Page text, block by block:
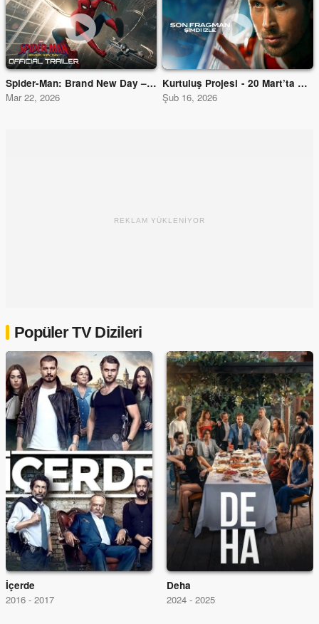
Spider-Man: Brand New Day – Official Trailer - Video Fragman
Mar 22, 2026
Kurtuluş Projesi - 20 Mart’ta Sinemalarda
Şub 16, 2026
REKLAM YÜKLENİYOR
Popüler TV Dizileri
İçerde
2016 - 2017
Deha
2024 - 2025